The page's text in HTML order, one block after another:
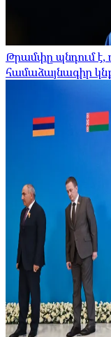
Թրամփը պնդում է,
համաձայնագիր